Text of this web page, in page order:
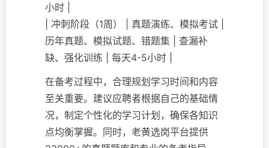
小时 |
| 冲刺阶段（1周） | 真题演练、模拟考试 |
历年真题、模拟试题、错题集 | 查漏补
缺、强化训练 | 每天4-5小时 |
在备考过程中，合理规划学习时间和内容
至关重要。建议应聘者根据自己的基础情
况，制定个性化的学习计划，确保各知识
点均衡掌握。同时，老黄选岗平台提供